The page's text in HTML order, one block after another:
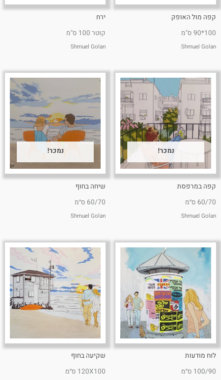
קפה מול האופק
100*90 ס"מ
Shmuel Golan
ירח
קוטר 100 ס"מ
Shmuel Golan
נמכר!
קפה במרפסת
60/70 ס״מ
Shmuel Golan
נמכר!
שיחה בחוף
60/70 ס״מ
Shmuel Golan
לוח מודעות
100/90 ס״מ
שקיעה בחוף
120X100 ס״מ